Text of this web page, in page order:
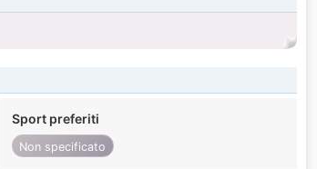
Sport preferiti
Non specificato